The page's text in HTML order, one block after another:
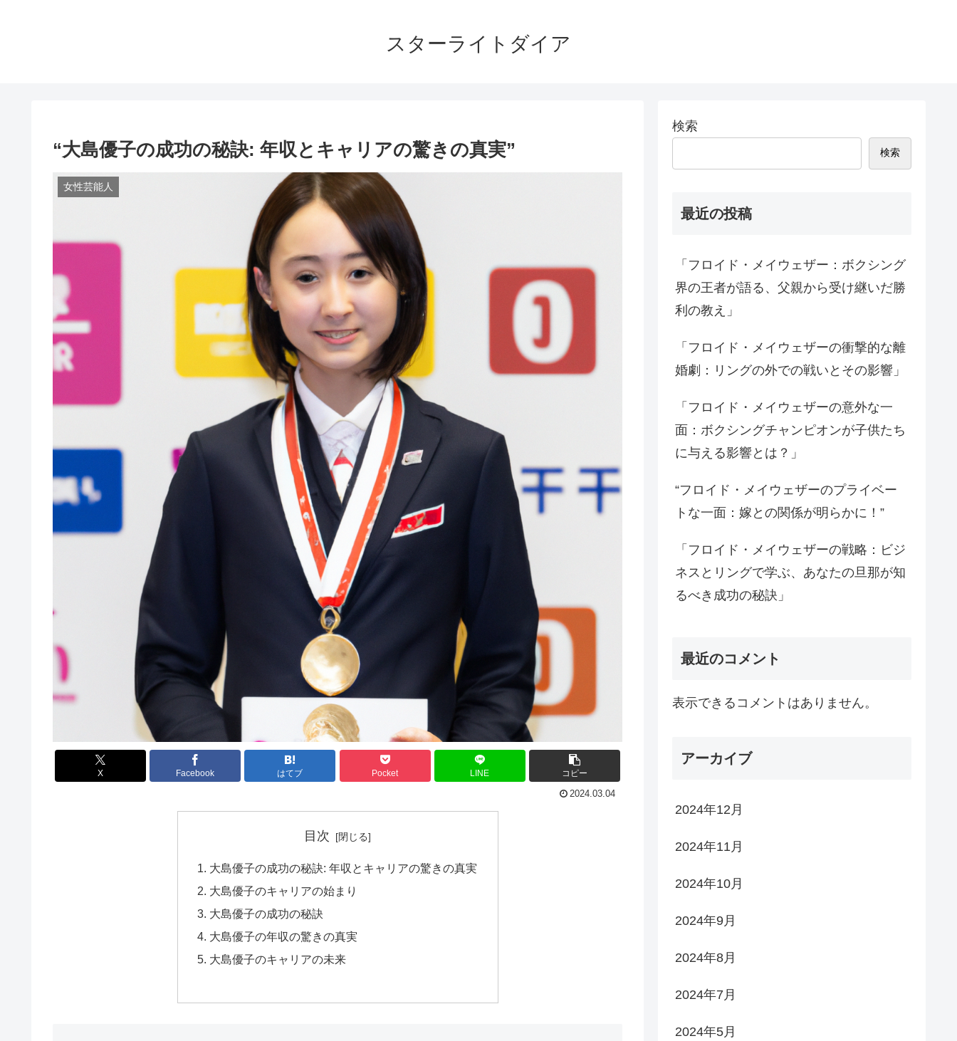
スターライトダイア
“大島優子の成功の秘訣: 年収とキャリアの驚きの真実”
女性芸能人
X Facebook はてブ Pocket LINE コピー
2024.03.04
目次
大島優子の成功の秘訣: 年収とキャリアの驚きの真実
大島優子のキャリアの始まり
大島優子の成功の秘訣
大島優子の年収の驚きの真実
大島優子のキャリアの未来
検索
検索
最近の投稿
「フロイド・メイウェザー：ボクシング
界の王者が語る、父親から受け継いだ勝
利の教え」
「フロイド・メイウェザーの衝撃的な離
婚劇：リングの外での戦いとその影響」
「フロイド・メイウェザーの意外な一
面：ボクシングチャンピオンが子供たち
に与える影響とは？」
“フロイド・メイウェザーのプライベー
トな一面：嫁との関係が明らかに！”
「フロイド・メイウェザーの戦略：ビジ
ネスとリングで学ぶ、あなたの旦那が知
るべき成功の秘訣」
最近のコメント
表示できるコメントはありません。
アーカイブ
2024年12月
2024年11月
2024年10月
2024年9月
2024年8月
2024年7月
2024年5月